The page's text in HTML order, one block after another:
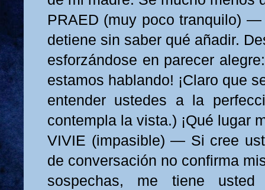
PRAED (muy poco tranquilo)
detiene sin saber qué añadir.
esforzándose en parecer
estamos hablando! ¡Claro que
entender ustedes a la
contempla la vista.) ¡Qué lugar
VIVIE (impasible) — Si cree
de conversación no confirma
sospechas, me tiene